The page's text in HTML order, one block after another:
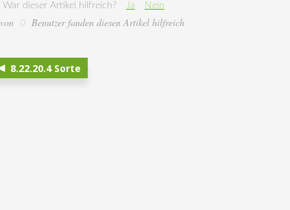
War dieser Artikel hilfreich? Ja
Nein
von 0 Benutzer fanden diesen Artikel hilfreich
8.22.20.4 Sorte